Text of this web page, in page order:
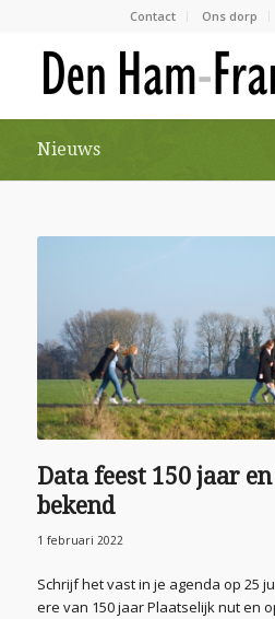
Contact Ons dorp
Nieuws
Data feest 150 jaar
bekend
1 februari 2022
Schrijf het vast in je agenda op 25
ere van 150 jaar Plaatselijk nut en